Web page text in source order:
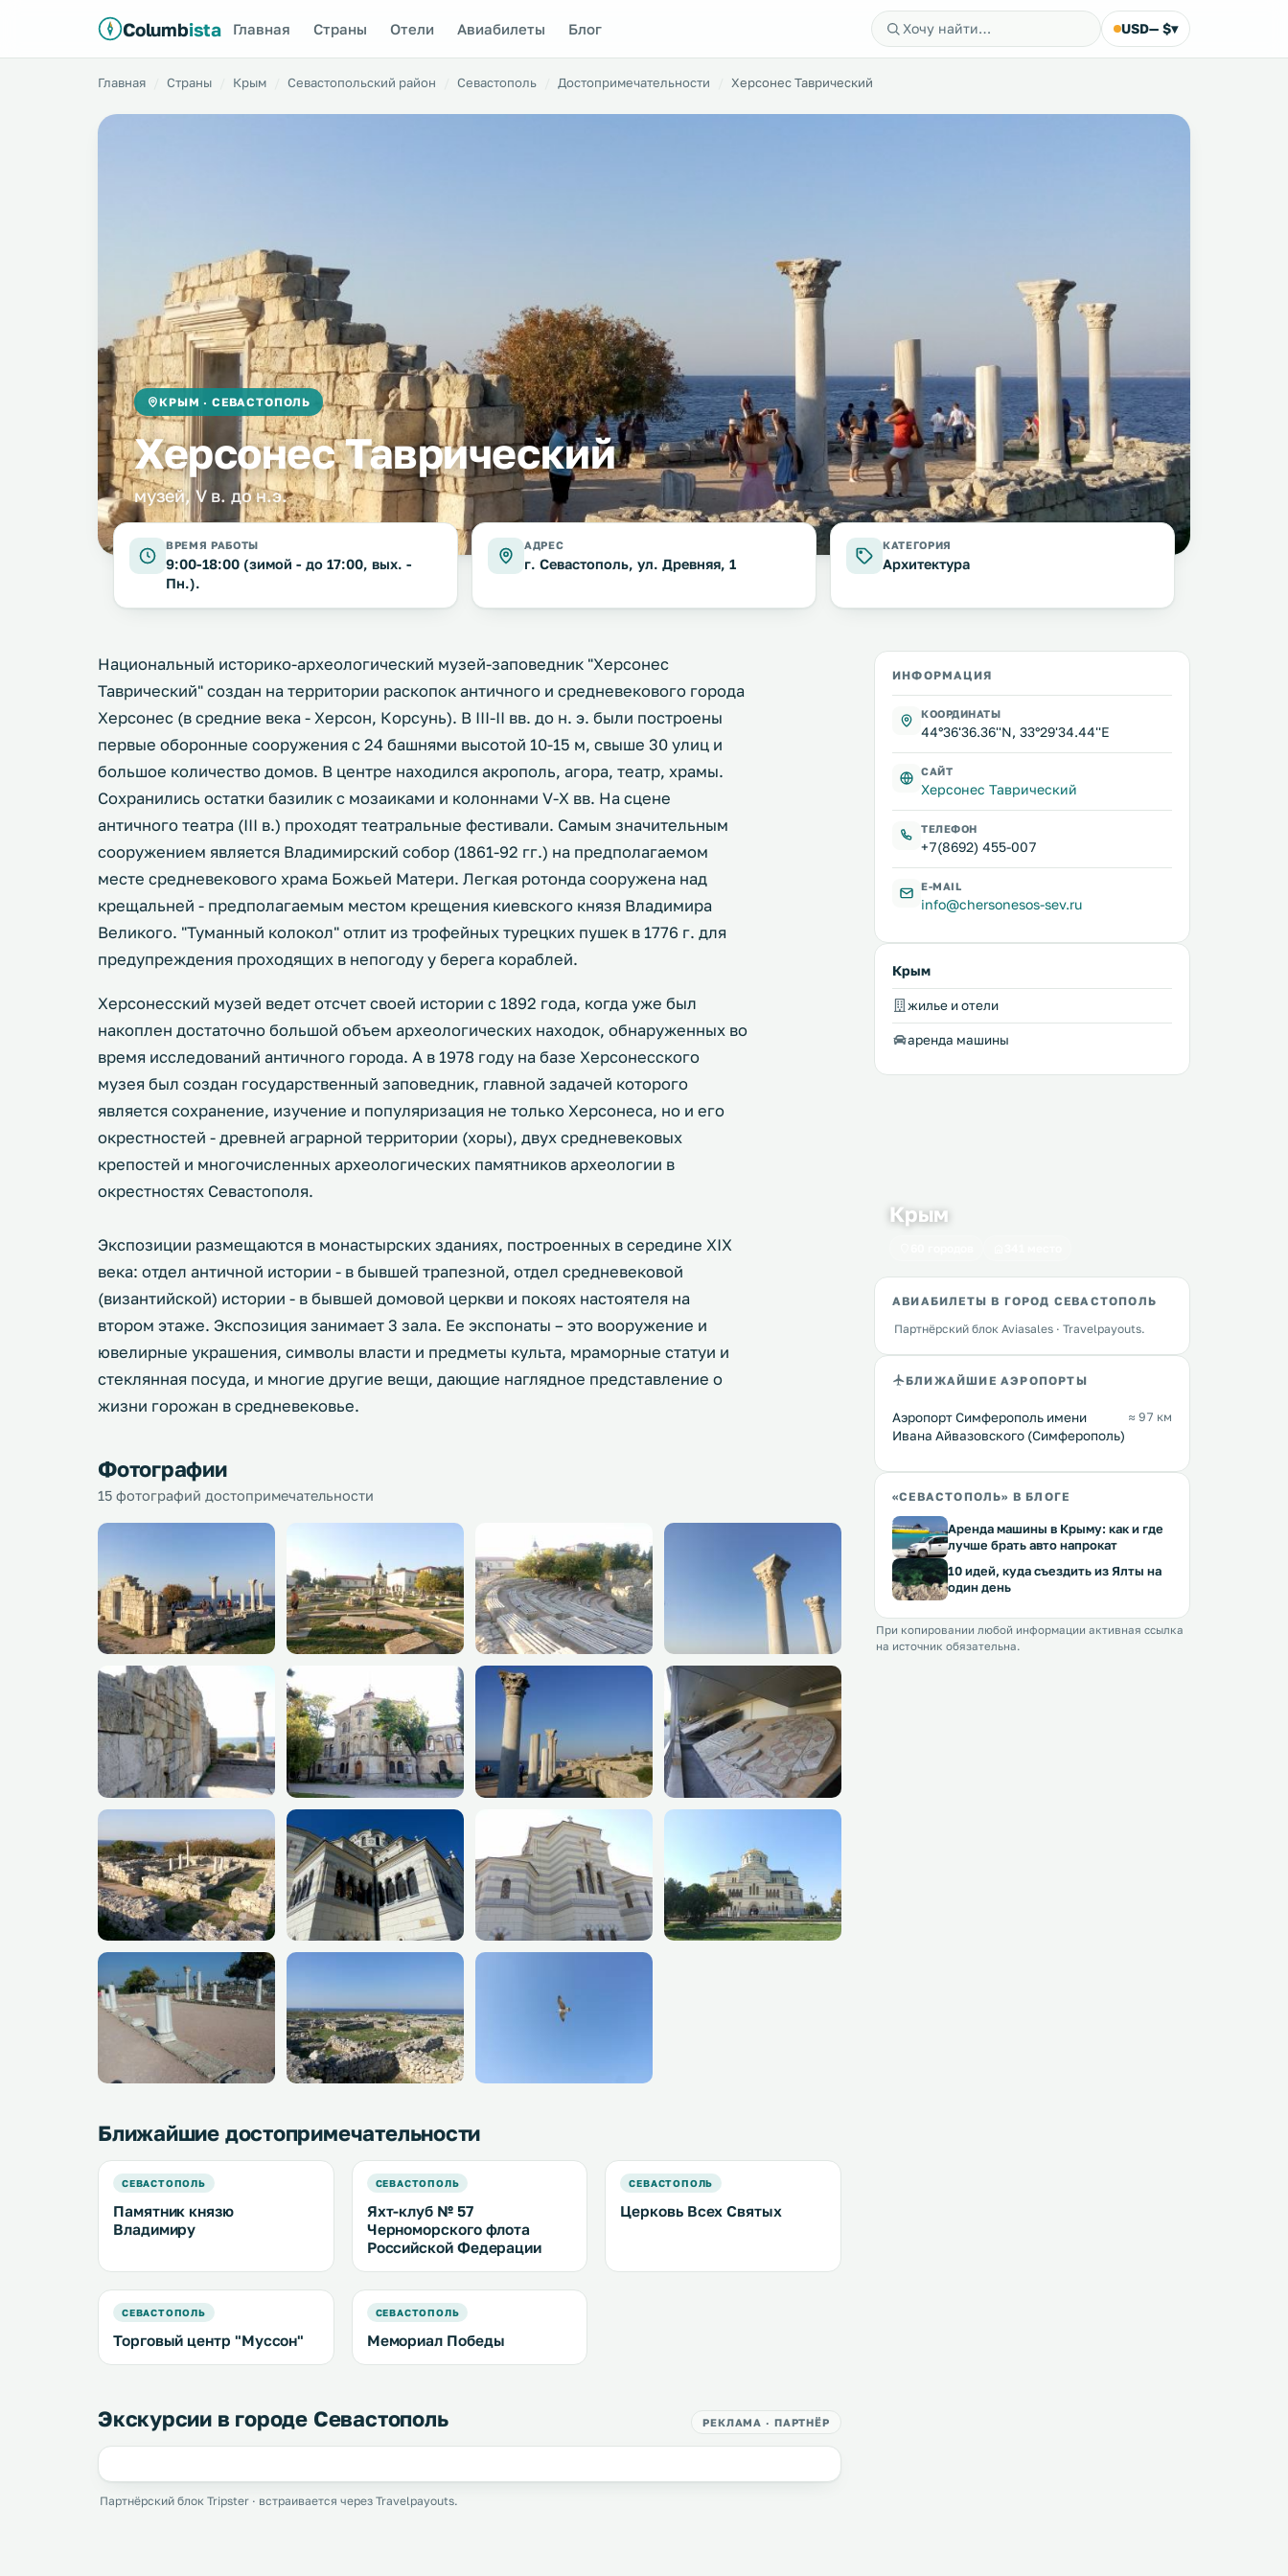
Columbista Главная Страны Отели Авиабилеты Блог USD— $▾
Главная Страны Крым Севастопольский район Севастополь Достопримечательности Херсонес Таврический
КРЫМ · СЕВАСТОПОЛЬ
Херсонес Таврический
музей, V в. до н.э.
ВРЕМЯ РАБОТЫ
9:00-18:00 (зимой - до 17:00, вых. -
Пн.).
АДРЕС
г. Севастополь, ул. Древняя, 1
КАТЕГОРИЯ
Архитектура
Национальный историко-археологический музей-заповедник "Херсонес
Таврический" создан на территории раскопок античного и средневекового города
Херсонес (в средние века - Херсон, Корсунь). В III-II вв. до н. э. были построены
первые оборонные сооружения с 24 башнями высотой 10-15 м, свыше 30 улиц и
большое количество домов. В центре находился акрополь, агора, театр, храмы.
Сохранились остатки базилик с мозаиками и колоннами V-X вв. На сцене
античного театра (III в.) проходят театральные фестивали. Самым значительным
сооружением является Владимирский собор (1861-92 гг.) на предполагаемом
месте средневекового храма Божьей Матери. Легкая ротонда сооружена над
крещальней - предполагаемым местом крещения киевского князя Владимира
Великого. "Туманный колокол" отлит из трофейных турецких пушек в 1776 г. для
предупреждения проходящих в непогоду у берега кораблей.
Херсонесский музей ведет отсчет своей истории с 1892 года, когда уже был
накоплен достаточно большой объем археологических находок, обнаруженных во
время исследований античного города. А в 1978 году на базе Херсонесского
музея был создан государственный заповедник, главной задачей которого
является сохранение, изучение и популяризация не только Херсонеса, но и его
окрестностей - древней аграрной территории (хоры), двух средневековых
крепостей и многочисленных археологических памятников археологии в
окрестностях Севастополя.
Экспозиции размещаются в монастырских зданиях, построенных в середине XIX
века: отдел античной истории - в бывшей трапезной, отдел средневековой
(византийской) истории - в бывшей домовой церкви и покоях настоятеля на
втором этаже. Экспозиция занимает 3 зала. Ее экспонаты – это вооружение и
ювелирные украшения, символы власти и предметы культа, мраморные статуи и
стеклянная посуда, и многие другие вещи, дающие наглядное представление о
жизни горожан в средневековье.
Фотографии
15 фотографий достопримечательности
Ближайшие достопримечательности
СЕВАСТОПОЛЬ
Памятник князю
Владимиру
СЕВАСТОПОЛЬ
Яхт-клуб № 57
Черноморского флота
Российской Федерации
СЕВАСТОПОЛЬ
Церковь Всех Святых
СЕВАСТОПОЛЬ
Торговый центр "Муссон"
СЕВАСТОПОЛЬ
Мемориал Победы
Экскурсии в городе Севастополь РЕКЛАМА · ПАРТНЁР
Партнёрский блок Tripster · встраивается через Travelpayouts.
ИНФОРМАЦИЯ
КООРДИНАТЫ
44°36'36.36''N, 33°29'34.44''E
САЙТ
Херсонес Таврический
ТЕЛЕФОН
+7(8692) 455-007
E-MAIL
info@chersonesos-sev.ru
Крым
жилье и отели
аренда машины
Крым
АВИАБИЛЕТЫ В ГОРОД СЕВАСТОПОЛЬ
Партнёрский блок Aviasales · Travelpayouts.
БЛИЖАЙШИЕ АЭРОПОРТЫ
Аэропорт Симферополь имени
Ивана Айвазовского (Симферополь)
≈ 97 км
«СЕВАСТОПОЛЬ» В БЛОГЕ
Аренда машины в Крыму: как и где
лучше брать авто напрокат
10 идей, куда съездить из Ялты на
один день
При копировании любой информации активная ссылка
на источник обязательна.